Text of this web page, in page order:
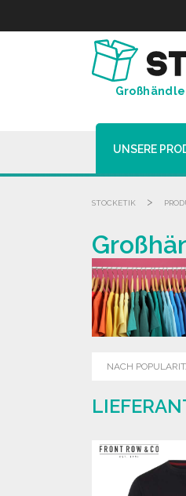
UNSERE
STOCKETIK >